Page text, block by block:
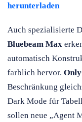
herunterladen
Auch spezialisierte
Bluebeam Max
automatisch
farblich hervor.
Beschränkung
Dark Mode für
sollen neue „Agent